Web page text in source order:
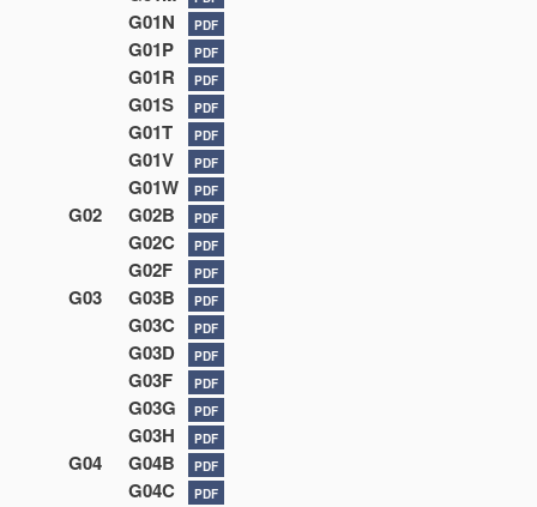
G01N PDF
G01P PDF
G01R PDF
G01S PDF
G01T PDF
G01V PDF
G01W PDF
G02 G02B PDF
G02C PDF
G02F PDF
G03 G03B PDF
G03C PDF
G03D PDF
G03F PDF
G03G PDF
G03H PDF
G04 G04B PDF
G04C PDF